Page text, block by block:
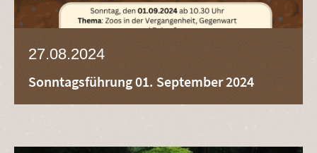
27.08.2024
Sonntagsführung 01. September 2024